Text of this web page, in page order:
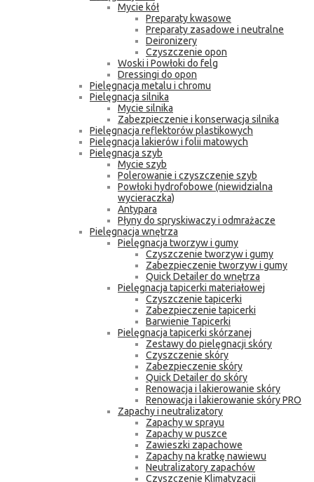
Mycie kół
Preparaty kwasowe
Preparaty zasadowe i neutralne
Deironizery
Czyszczenie opon
Woski i Powłoki do felg
Dressingi do opon
Pielęgnacja metalu i chromu
Pielęgnacja silnika
Mycie silnika
Zabezpieczenie i konserwacja silnika
Pielęgnacja reflektorów plastikowych
Pielęgnacja lakierów i folii matowych
Pielęgnacja szyb
Mycie szyb
Polerowanie i czyszczenie szyb
Powłoki hydrofobowe (niewidzialna
wycieraczka)
Antypara
Płyny do spryskiwaczy i odmrażacze
Pielęgnacja wnętrza
Pielęgnacja tworzyw i gumy
Czyszczenie tworzyw i gumy
Zabezpieczenie tworzyw i gumy
Quick Detailer do wnętrza
Pielęgnacja tapicerki materiałowej
Czyszczenie tapicerki
Zabezpieczenie tapicerki
Barwienie Tapicerki
Pielęgnacja tapicerki skórzanej
Zestawy do pielęgnacji skóry
Czyszczenie skóry
Zabezpieczenie skóry
Quick Detailer do skóry
Renowacja i lakierowanie skóry
Renowacja i lakierowanie skóry PRO
Zapachy i neutralizatory
Zapachy w sprayu
Zapachy w puszce
Zawieszki zapachowe
Zapachy na kratkę nawiewu
Neutralizatory zapachów
Czyszczenie Klimatyzacji